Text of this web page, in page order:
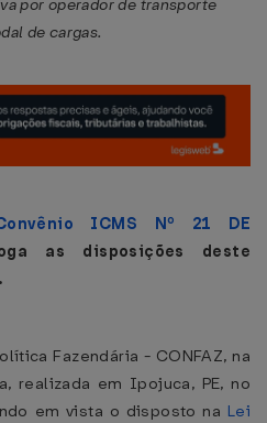
por operador de transporte
de cargas.
ICMS Nº 21 DE
as disposições deste
Fazendária - CONFAZ, na
realizada em Ipojuca, PE, no
em vista o disposto na Lei